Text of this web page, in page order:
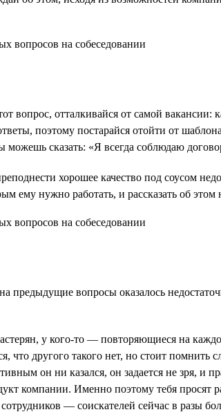
вопрос, отталкивайся от самой вакансии:
поэтому постарайся отойти от
сказать: «Я всегда соблюдаю
хорошее качество под соусом
ему нужно работать, и рассказать об этом
предыдущие вопросы оказалось
у кого-то — повторяющиеся на
что другого такого нет, но стоит помнить
он ни казался, он задается не зря, и
компании. Именно поэтому тебя просят
— соискателей сейчас в разы